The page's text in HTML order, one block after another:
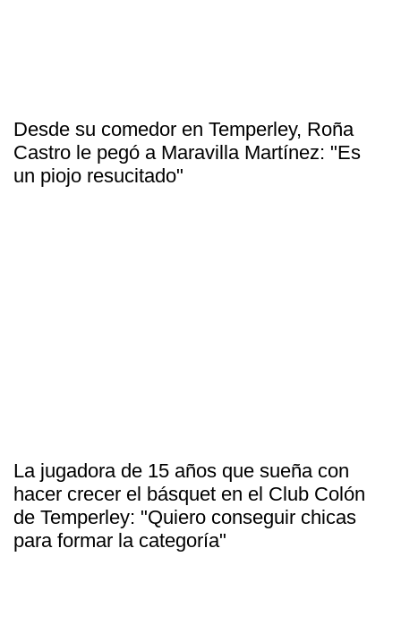
Desde su comedor en Temperley, Roña
Castro le pegó a Maravilla Martínez: "Es
un piojo resucitado"
La jugadora de 15 años que sueña con
hacer crecer el básquet en el Club Colón
de Temperley: "Quiero conseguir chicas
para formar la categoría"